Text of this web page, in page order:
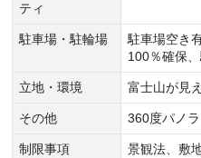
ティ
駐車場・駐輪場
駐車場空き
100％確保
立地・環境 富士山が見
その他 360度パノ
制限事項 景観法、敷